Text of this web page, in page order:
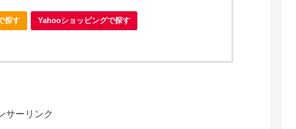
探す Yahooショッピングで探す
サーリンク